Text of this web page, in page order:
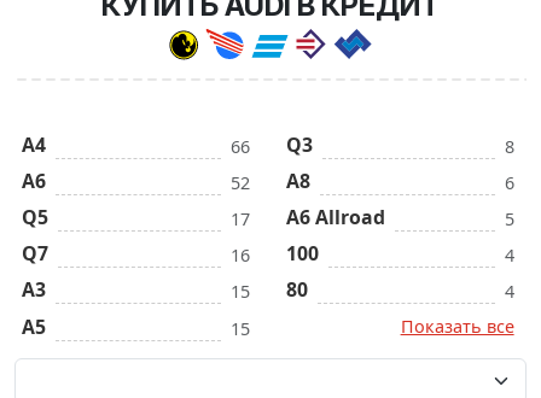
A4 66
A6 52
Q5 17
Q7 16
A3 15
A5 15
Q3 8
A8 6
A6 Allroad 5
100 4
80
4
Показать все